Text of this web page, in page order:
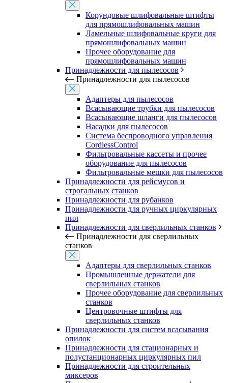
Корундовые шлифовальные штифты
для прямошлифовальных машин
Ламельные шлифовальные круги для
прямошлифовальных машин
Прочее оборудование для
прямошлифовальных машин
Принадлежности для пылесосов
Принадлежности для пылесосов
Адаптеры для пылесосов
Всасывающие трубки для пылесосов
Всасывающие шланги для пылесосов
Насадки для пылесосов
Система беспроводного управления
CordlessControl
Фильтровальные кассеты и прочее
оборудование для пылесосов
Фильтровальные мешки для пылесосов
Принадлежности для рейсмусов и
строгальных станков
Принадлежности для рубанков
Принадлежности для ручных циркулярных
пил
Принадлежности для сверлильных станков
Принадлежности для сверлильных
станков
Адаптеры для сверлильных станков
Промышленные держатели для
сверлильных станков
Прочее оборудование для сверлильных
станков
Центровочные штифты для
сверлильных станков
Принадлежности для систем всасывания
опилок
Принадлежности для стационарных и
полустанционарных циркулярных пил
Принадлежности для строительных
миксеров